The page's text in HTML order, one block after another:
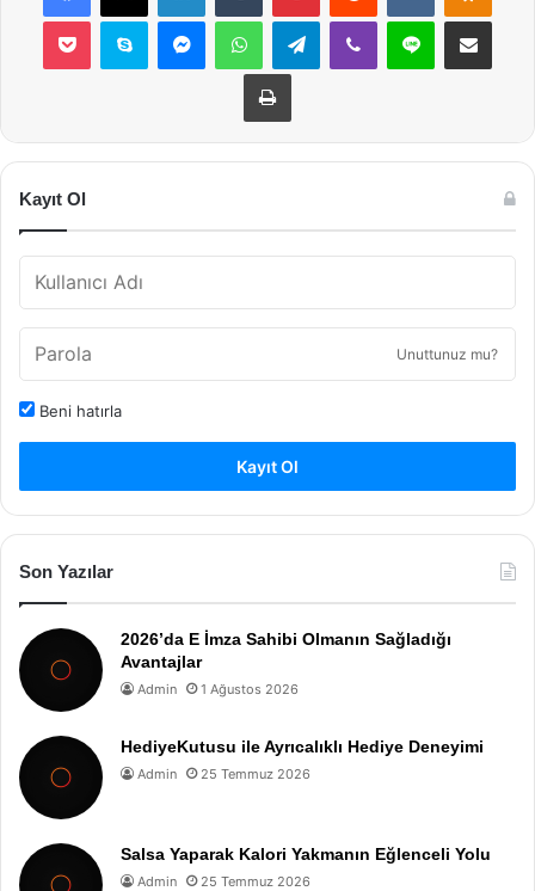
Pocket Skype MessengerWhatsAppTelegramViber Line E-Posta ile
Yazdır
Kayıt Ol
Unuttunuz mu?
Beni hatırla
Kayıt Ol
Son Yazılar
2026’da E İmza Sahibi Olmanın Sağladığı
Avantajlar
Admin 1 Ağustos 2026
HediyeKutusu ile Ayrıcalıklı Hediye Deneyimi
Admin 25 Temmuz 2026
Salsa Yaparak Kalori Yakmanın Eğlenceli Yolu
Admin 25 Temmuz 2026